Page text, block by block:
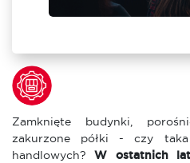
Zamknięte budynki,
zakurzone półki - czy
handlowych?W ostatnich